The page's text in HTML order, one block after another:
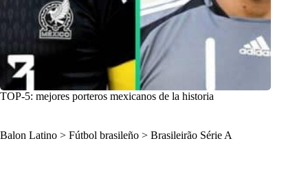
TOP-5: mejores porteros mexicanos de la historia
Balon Latino > Fútbol brasileño > Brasileirão Série A